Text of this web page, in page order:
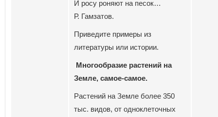
И росу роняют на песок…
Р. Гамзатов.
Приведите примеры из
литературы или истории.
Многообразие растений на
Земле, самое-самое.
Растений на Земле более 350
тыс. видов, от одноклеточных